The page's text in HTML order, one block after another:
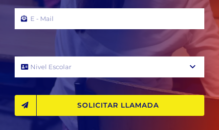
SOLICITAR LLAMADA